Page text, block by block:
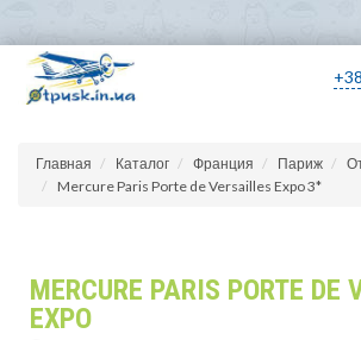
Главная Каталог Франция Париж
Mercure Paris Porte de Versailles Expo 3*
MERCURE PARIS PORTE DE
EXPO